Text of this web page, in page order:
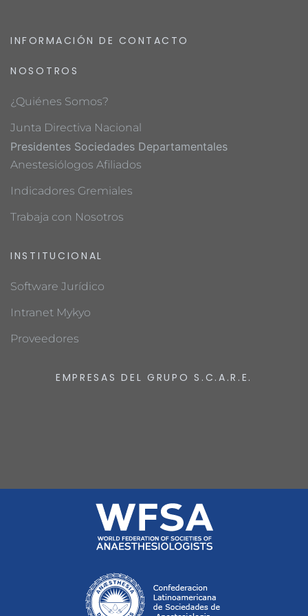
INFORMACIÓN DE CONTACTO
NOSOTROS
¿Quiénes Somos?
Junta Directiva Nacional
Presidentes Sociedades Departamentales
Anestesiólogos Afiliados
Indicadores Gremiales
Trabaja con Nosotros
INSTITUCIONAL
Software Jurídico
Intranet Mykyo
Proveedores
EMPRESAS DEL GRUPO S.C.A.R.E.